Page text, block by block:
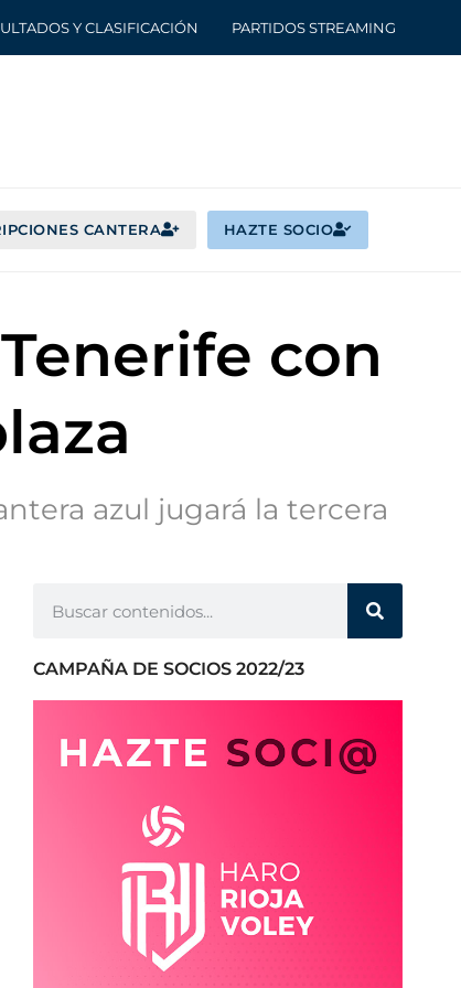
Y CLASIFICACIÓN PARTIDOS STREAMING
CANTERA HAZTE SOCIO
con
azul jugará la tercera
CAMPAÑA DE SOCIOS 2022/23